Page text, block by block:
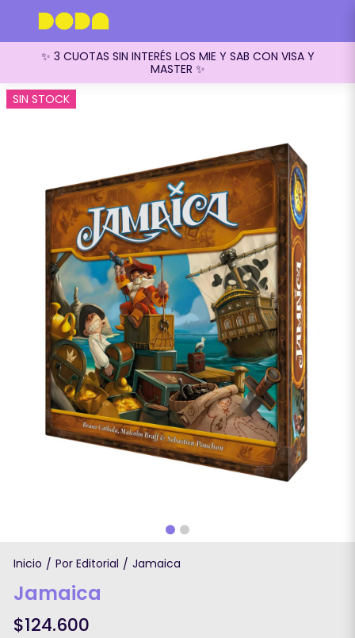
✨ 3 CUOTAS SIN INTERÉS LOS MIE Y SAB CON VISA Y
MASTER ✨
SIN STOCK
Inicio / Por Editorial / Jamaica
Jamaica
$124.600